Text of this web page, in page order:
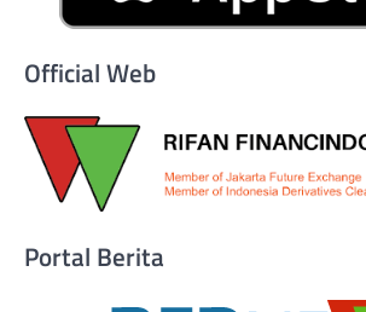
Official Web
Portal Berita